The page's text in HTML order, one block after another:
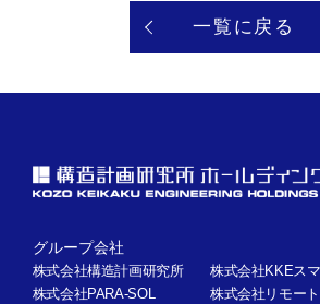
一覧に戻る
グループ会社
株式会社構造計画研究所
株式会社KKEス
株式会社PARA-SOL
株式会社リモー